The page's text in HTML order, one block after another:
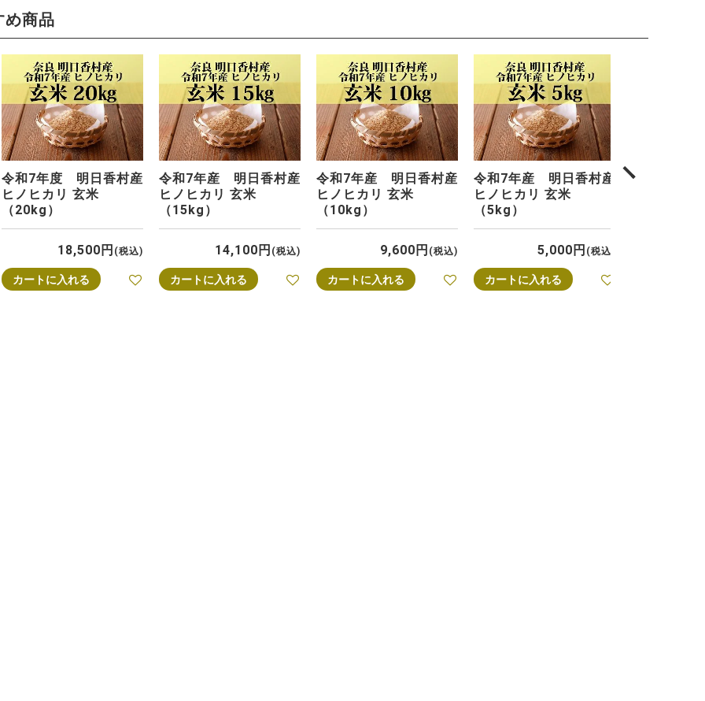
め商品
令和7年度 明日香村産
ヒノヒカリ 玄米
（20kg）
18,500 税込
カートに入れる
令和7年産 明日香村産
ヒノヒカリ 玄米
（15kg）
14,100 税込
カートに入れる
令和7年産 明日香村産
ヒノヒカリ 玄米
（10kg）
9,600 税込
カートに入れる
令和7年産 明日香村産
ヒノヒカリ 玄米
（5kg）
5,000 税込
カートに入れる
令和7年産